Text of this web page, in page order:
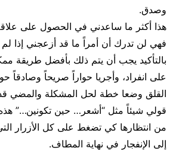
وصدق.
هذا أكثر ما ساعدني في الحصول على
فهي لن تدرك أن أمراً ما قد أزعجني إذا لم
بالتأكيد يجب أن يتم ذلك بأفضل طريقة
على انفراد، وأجريا حواراً صريحاً وصادقاً
القلق وضعا خطة لحل المشكلة والمضي
قولي شيئاً مثل “أشعر… حين تكونين…” هذه
من انتظارها كي تضغط على كل الأزرار
إلى الإنفجار في نهاية المطاف.